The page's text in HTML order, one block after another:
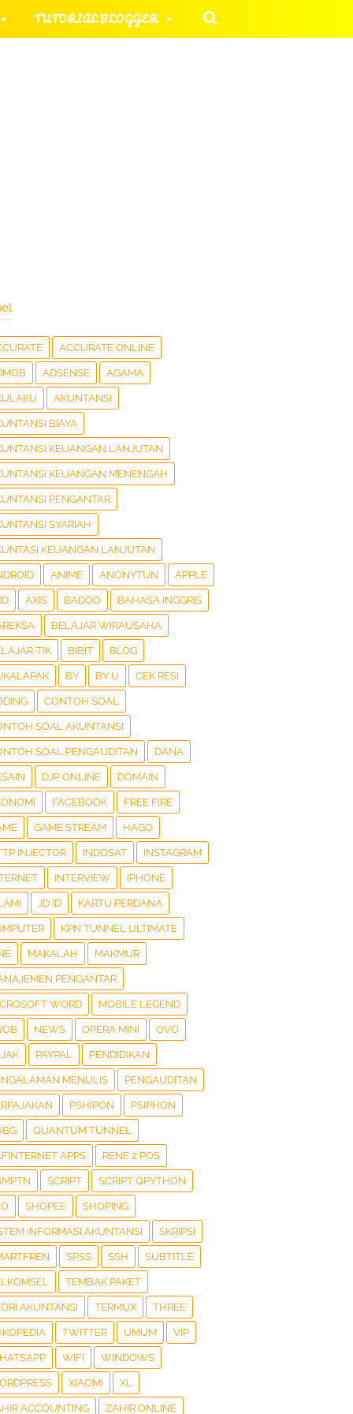
TUTORIAL BLOGGER
ACCURATE ONLINE
ADSENSE AGAMA
AKUNTANSI
BIAYA
KEUANGAN LANJUTAN
KEUANGAN MENENGAH
PENGANTAR
SYARIAH
KEUANGAN LANJUTAN
ANIME ANONYTUN APPLE
AXIS BADOO BAHASA INGGRIS
BELAJAR WIRAUSAHA
TIK BIBIT BLOG
BY BY U CEK RESI
CONTOH SOAL
SOAL AKUNTANSI
SOAL PENGAUDITAN DANA
DJP ONLINE DOMAIN
FACEBOOK FREE FIRE
GAME STREAM HAGO
INJECTOR INDOSAT INSTAGRAM
INTERVIEW IPHONE
JD ID KARTU PERDANA
KPN TUNNEL ULTIMATE
MAKALAH MAKMUR
PENGANTAR
WORD MOBILE LEGEND
NEWS OPERA MINI OVO
PAYPAL PENDIDIKAN
MENULIS PENGAUDITAN
PSHIPON PSIPHON
QUANTUM TUNNEL
APPS RENE 2 POS
SCRIPT SCRIPT QPYTHON
SHOPEE SHOPING
INFORMASI AKUNTANSI SKRIPSI
SPSS SSH SUBTITLE
TEMBAK PAKET
AKUNTANSI TERMUX THREE
TWITTER UMUM VIP
WIFI WINDOWS
XIAOMI XL
ACCOUNTING ZAHIR ONLINE